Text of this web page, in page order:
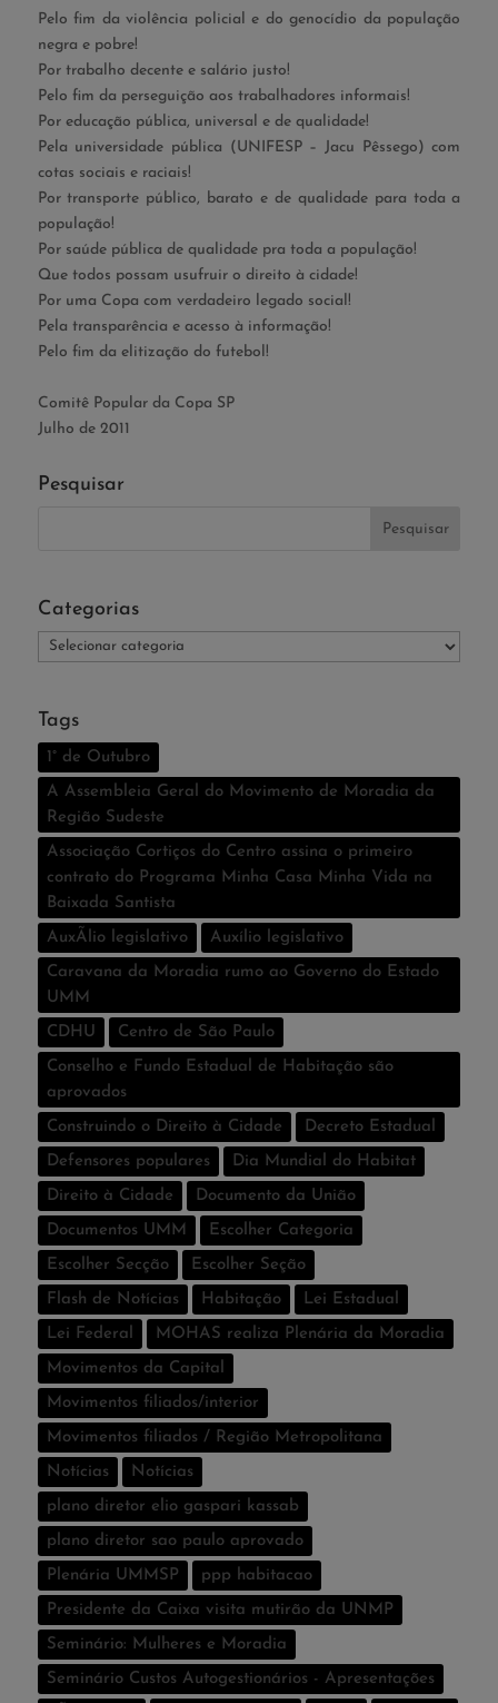
Pelo fim da violência policial e do genocídio da população
negra e pobre!
Por trabalho decente e salário justo!
Pelo fim da perseguição aos trabalhadores informais!
Por educação pública, universal e de qualidade!
Pela universidade pública (UNIFESP – Jacu Pêssego) com
cotas sociais e raciais!
Por transporte público, barato e de qualidade para toda a
população!
Por saúde pública de qualidade pra toda a população!
Que todos possam usufruir o direito à cidade!
Por uma Copa com verdadeiro legado social!
Pela transparência e acesso à informação!
Pelo fim da elitização do futebol!
Comitê Popular da Copa SP
Julho de 2011
Pesquisar
Categorias
Categorias
Tags
1° de Outubro
A Assembleia Geral do Movimento de Moradia da
Região Sudeste
Associação Cortiços do Centro assina o primeiro
contrato do Programa Minha Casa Minha Vida na
Baixada Santista
AuxÃ­lio legislativo Auxí­lio legislativo
Caravana da Moradia rumo ao Governo do Estado
UMM
CDHU Centro de São Paulo
Conselho e Fundo Estadual de Habitação são
aprovados
Construindo o Direito à Cidade Decreto Estadual
Defensores populares Dia Mundial do Habitat
Direito à Cidade Documento da União
Documentos UMM Escolher Categoria
Escolher Secção Escolher Seção
Flash de Notí­cias Habitação Lei Estadual
Lei Federal MOHAS realiza Plenária da Moradia
Movimentos da Capital
Movimentos filiados/interior
Movimentos filiados / Região Metropolitana
Notícias Notí­cias
plano diretor elio gaspari kassab
plano diretor sao paulo aprovado
Plenária UMMSP ppp habitacao
Presidente da Caixa visita mutirão da UNMP
Seminário: Mulheres e Moradia
Seminário Custos Autogestionários - Apresentações